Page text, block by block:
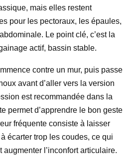
mais elles restent
pour les pectoraux, les épaules,
Le point clé, c’est la
actif, bassin stable.
contre un mur, puis passe
avant d’aller vers la version
est recommandée dans la
permet d’apprendre le bon geste
fréquente consiste à laisser
écarter trop les coudes, ce qui
augmenter l’inconfort articulaire.